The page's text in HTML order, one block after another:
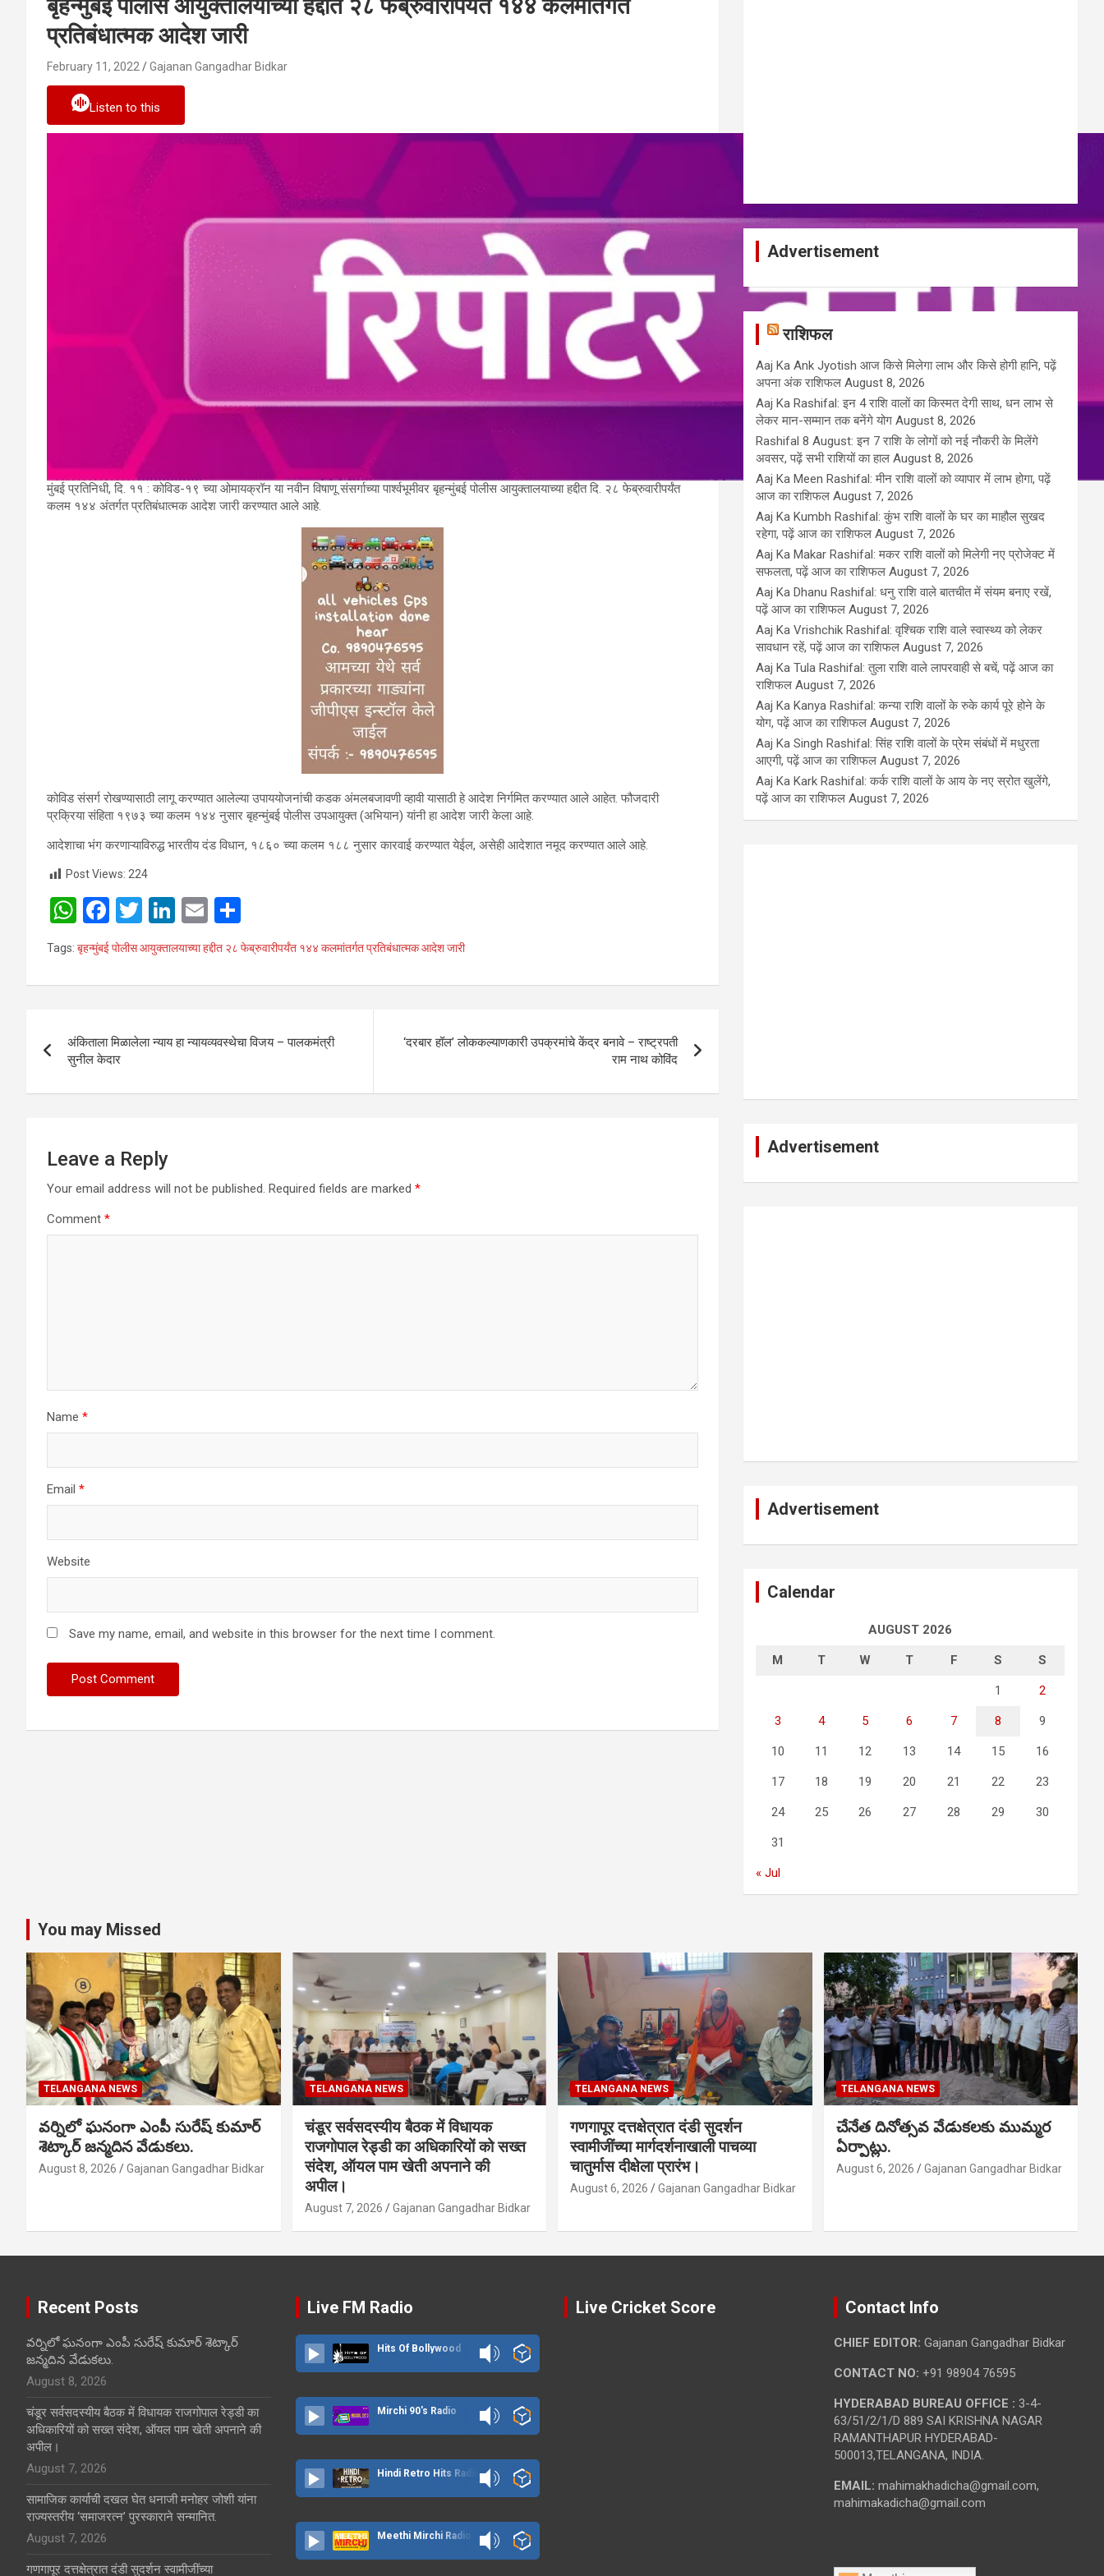
बृहन्मुंबई पोलीस आयुक्तालयाच्या हद्दीत २८ फेब्रुवारीपर्यंत १४४ कलमांतर्गत
प्रतिबंधात्मक आदेश जारी
February 11, 2022 Gajanan Gangadhar Bidkar
Listen to this
मुंबई प्रतिनिधी, दि. ११ : कोविड-१९ च्या ओमायक्रॉन या नवीन विषाणू संसर्गाच्या पार्श्वभूमीवर बृहन्मुंबई पोलीस आयुक्तालयाच्या हद्दीत दि. २८ फेब्रुवारीपर्यंत
कलम १४४ अंतर्गत प्रतिबंधात्मक आदेश जारी करण्यात आले आहे.
कोविड संसर्ग रोखण्यासाठी लागू करण्यात आलेल्या उपाययोजनांची कडक अंमलबजावणी व्हावी यासाठी हे आदेश निर्गमित करण्यात आले आहेत. फौजदारी
प्रक्रिया संहिता १९७३ च्या कलम १४४ नुसार बृहन्मुंबई पोलीस उपआयुक्त (अभियान) यांनी हा आदेश जारी केला आहे.
आदेशाचा भंग करणाऱ्याविरुद्ध भारतीय दंड विधान, १८६० च्या कलम १८८ नुसार कारवाई करण्यात येईल, असेही आदेशात नमूद करण्यात आले आहे.
Post Views: 224
W
h
at
s
p
p
F
a
ce
b
o
k
T
wi
tt
er
Li
n
ke
dI
E
m
ail
h
ar
e
Tags: बृहन्मुंबई पोलीस आयुक्तालयाच्या हद्दीत २८ फेब्रुवारीपर्यंत १४४ कलमांतर्गत प्रतिबंधात्मक आदेश जारी
navigation
अंकिताला मिळालेला न्याय हा न्यायव्यवस्थेचा विजय – पालकमंत्री
सुनील केदार
‘दरबार हॉल’ लोककल्याणकारी उपक्रमांचे केंद्र बनावे – राष्ट्रपती
राम नाथ कोविंद
Leave a Reply
Your email address will not be published. Required fields are marked *
Comment *
Name *
Email *
Website
Save my name, email, and website in this browser for the next time I comment.
Advertisement
राशिफल
Aaj Ka Ank Jyotish आज किसे मिलेगा लाभ और किसे होगी हानि, पढ़ें
अपना अंक राशिफल August 8, 2026
Aaj Ka Rashifal: इन 4 राशि वालों का किस्मत देगी साथ, धन लाभ से
लेकर मान-सम्मान तक बनेंगे योग August 8, 2026
Rashifal 8 August: इन 7 राशि के लोगों को नई नौकरी के मिलेंगे
अवसर, पढ़ें सभी राशियों का हाल August 8, 2026
Aaj Ka Meen Rashifal: मीन राशि वालों को व्यापार में लाभ होगा, पढ़ें
आज का राशिफल August 7, 2026
Aaj Ka Kumbh Rashifal: कुंभ राशि वालों के घर का माहौल सुखद
रहेगा, पढ़ें आज का राशिफल August 7, 2026
Aaj Ka Makar Rashifal: मकर राशि वालों को मिलेगी नए प्रोजेक्ट में
सफलता, पढ़ें आज का राशिफल August 7, 2026
Aaj Ka Dhanu Rashifal: धनु राशि वाले बातचीत में संयम बनाए रखें,
पढ़ें आज का राशिफल August 7, 2026
Aaj Ka Vrishchik Rashifal: वृश्चिक राशि वाले स्वास्थ्य को लेकर
सावधान रहें, पढ़ें आज का राशिफल August 7, 2026
Aaj Ka Tula Rashifal: तुला राशि वाले लापरवाही से बचें, पढ़ें आज का
राशिफल August 7, 2026
Aaj Ka Kanya Rashifal: कन्या राशि वालों के रुके कार्य पूरे होने के
योग, पढ़ें आज का राशिफल August 7, 2026
Aaj Ka Singh Rashifal: सिंह राशि वालों के प्रेम संबंधों में मधुरता
आएगी, पढ़ें आज का राशिफल August 7, 2026
Aaj Ka Kark Rashifal: कर्क राशि वालों के आय के नए स्रोत खुलेंगे,
पढ़ें आज का राशिफल August 7, 2026
Advertisement
Advertisement
Calendar
AUGUST 2026
M T W T F S S
1 2
3 4 5 6 7 8 9
10 11 12 13 14 15 16
17 18 19 20 21 22 23
24 25 26 27 28 29 30
31
« Jul
You may Missed
TELANGANA NEWS
వర్నిలో ఘనంగా ఎంపీ సురేష్ కుమార్
శెట్కార్ జన్మదిన వేడుకలు.
August 8, 2026 Gajanan Gangadhar Bidkar
TELANGANA NEWS
चंडूर सर्वसदस्यीय बैठक में विधायक
राजगोपाल रेड्डी का अधिकारियों को सख्त
संदेश, ऑयल पाम खेती अपनाने की
अपील।
August 7, 2026 Gajanan Gangadhar Bidkar
TELANGANA NEWS
गणगापूर दत्तक्षेत्रात दंडी सुदर्शन
स्वामीजींच्या मार्गदर्शनाखाली पाचव्या
चातुर्मास दीक्षेला प्रारंभ।
August 6, 2026 Gajanan Gangadhar Bidkar
TELANGANA NEWS
చేనేత దినోత్సవ వేడుకలకు ముమ్మర
ఏర్పాట్లు.
August 6, 2026 Gajanan Gangadhar Bidkar
Recent Posts
వర్నిలో ఘనంగా ఎంపీ సురేష్ కుమార్ శెట్కార్
జన్మదిన వేడుకలు.
August 8, 2026
चंडूर सर्वसदस्यीय बैठक में विधायक राजगोपाल रेड्डी का
अधिकारियों को सख्त संदेश, ऑयल पाम खेती अपनाने की
अपील।
August 7, 2026
सामाजिक कार्याची दखल घेत धनाजी मनोहर जोशी यांना
राज्यस्तरीय ‘समाजरत्न’ पुरस्काराने सन्मानित.
August 7, 2026
गणगापूर दत्तक्षेत्रात दंडी सुदर्शन स्वामीजींच्या
Live FM Radio
Hits Of Bollywood
Mirchi 90's Radio
Hindi Retro Hits Radio
Meethi Mirchi Radio
Live Cricket Score Contact Info
CHIEF EDITOR: Gajanan Gangadhar Bidkar
CONTACT NO: +91 98904 76595
HYDERABAD BUREAU OFFICE : 3-4-
63/51/2/1/D 889 SAI KRISHNA NAGAR
RAMANTHAPUR HYDERABAD-
500013,TELANGANA, INDIA.
EMAIL: mahimakhadicha@gmail.com,
mahimakadicha@gmail.com